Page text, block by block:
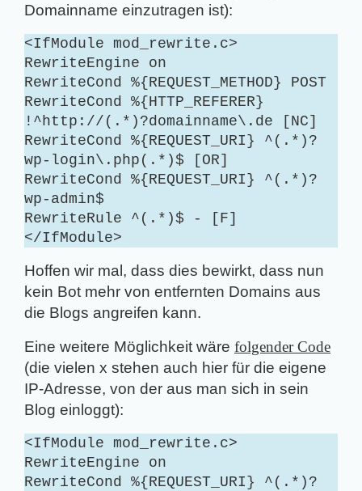
Domainname einzutragen ist):
<IfModule mod_rewrite.c>
RewriteEngine on
RewriteCond %{REQUEST_METHOD} POST
RewriteCond %{HTTP_REFERER}
!^http://(.*)?domainname\.de [NC]
RewriteCond %{REQUEST_URI} ^(.*)?
wp-login\.php(.*)$ [OR]
RewriteCond %{REQUEST_URI} ^(.*)?
wp-admin$
RewriteRule ^(.*)$ - [F]
</IfModule>
Hoffen wir mal, dass dies bewirkt, dass nun
kein Bot mehr von entfernten Domains aus
die Blogs angreifen kann.
Eine weitere Möglichkeit wäre folgender Code
(die vielen x stehen auch hier für die eigene
IP-Adresse, von der aus man sich in sein
Blog einloggt):
<IfModule mod_rewrite.c>
RewriteEngine on
RewriteCond %{REQUEST_URI} ^(.*)?